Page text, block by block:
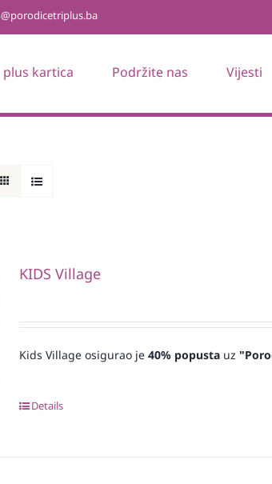
kartica Podržite nas Vijesti
KIDS Village
Kids Village osigurao je40% popustauz
Details